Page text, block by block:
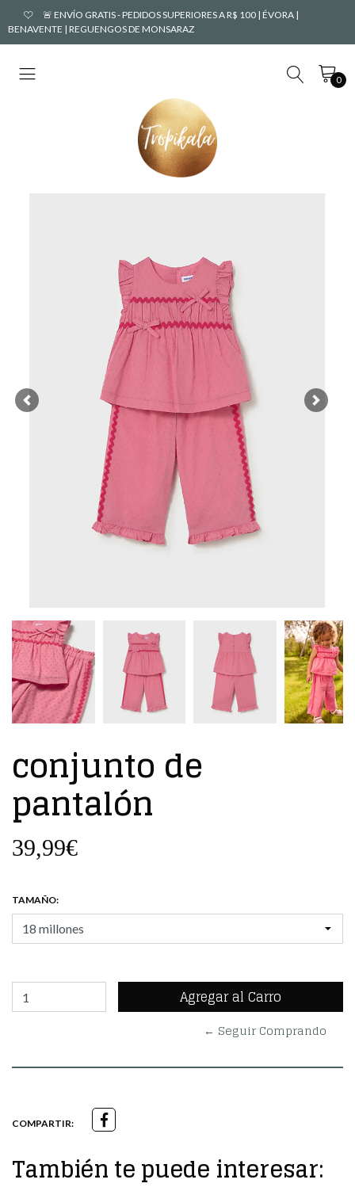
🚨 ENVÍO GRATIS - PEDIDOS SUPERIORES A R$ 100 | ÉVORA |
BENAVENTE | REGUENGOS DE MONSARAZ
0
Previous Next
conjunto de
pantalón
39,99€
TAMAÑO:
← Seguir Comprando
COMPARTIR:
También te puede interesar: